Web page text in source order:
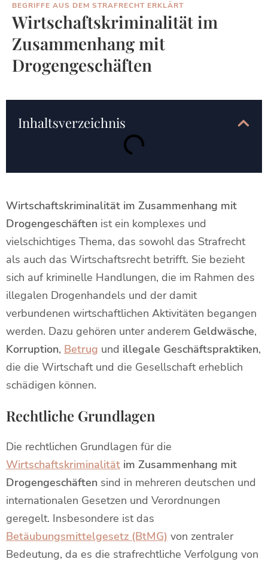
BEGRIFFE AUS DEM STRAFRECHT ERKLÄRT
Wirtschaftskriminalität im
Zusammenhang mit
Drogengeschäften
Inhaltsverzeichnis
Wirtschaftskriminalität im Zusammenhang mit
Drogengeschäften ist ein komplexes und
vielschichtiges Thema, das sowohl das Strafrecht
als auch das Wirtschaftsrecht betrifft. Sie bezieht
sich auf kriminelle Handlungen, die im Rahmen des
illegalen Drogenhandels und der damit
verbundenen wirtschaftlichen Aktivitäten begangen
werden. Dazu gehören unter anderem Geldwäsche,
Korruption, Betrug und illegale Geschäftspraktiken,
die die Wirtschaft und die Gesellschaft erheblich
schädigen können.
Rechtliche Grundlagen
Die rechtlichen Grundlagen für die
Wirtschaftskriminalität im Zusammenhang mit
Drogengeschäften sind in mehreren deutschen und
internationalen Gesetzen und Verordnungen
geregelt. Insbesondere ist das
Betäubungsmittelgesetz (BtMG) von zentraler
Bedeutung, da es die strafrechtliche Verfolgung von